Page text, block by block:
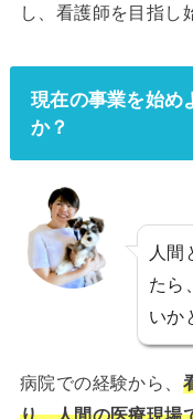
し、看護師を目指し
現在の事業を始め
か？
人間
たら
いか
病院での経験から、
り、人間の医療現場